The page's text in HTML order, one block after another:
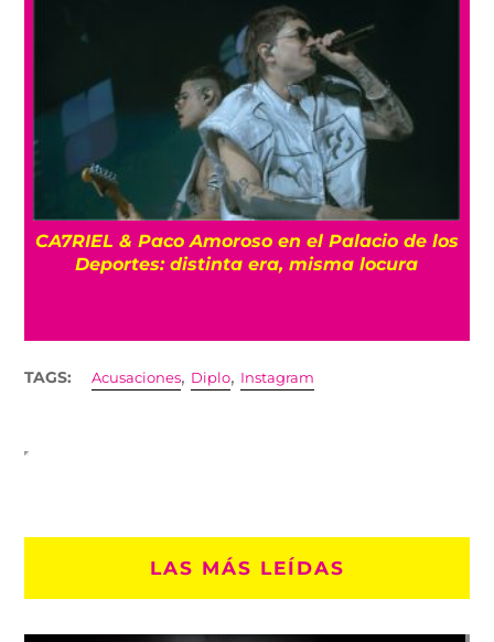
CA7RIEL & Paco Amoroso en el Palacio de los
Deportes: distinta era, misma locura
TAGS: Acusaciones, Diplo, Instagram
LAS MÁS LEÍDAS